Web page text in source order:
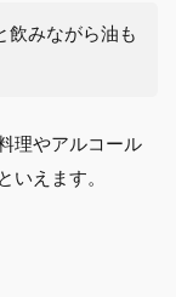
飲みながら油も
理やアルコール
いえます。